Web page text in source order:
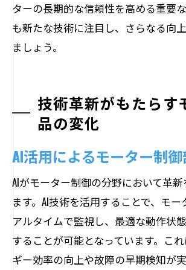
ターの長期的な信頼性を高める重要
も新たな技術に注目し、さらなる向
ましょう。
技術革新がもたらす
品の変化
AI活用によるモーター制
AIがモーター制御の分野において革
ます。AI技術を活用することで、モー
アルタイムで監視し、最適な動作状
することが可能となっています。こ
ギー効率の向上や故障の早期検知が